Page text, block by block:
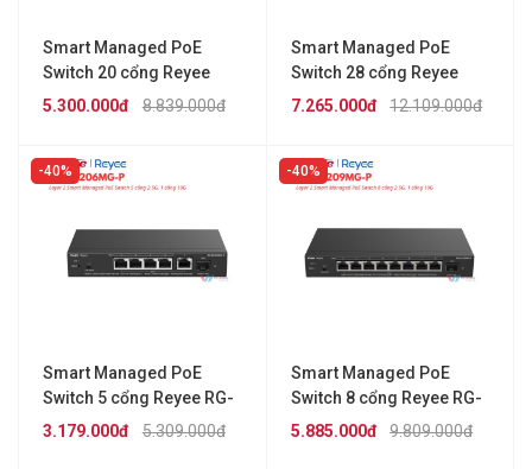
Smart Managed PoE
Switch 20 cổng Reyee
RG-ES220GS-LP8.839.000đ
5.300.000đ
Smart Managed PoE
Switch 28 cổng Reyee
RG-ES228GS-LP12.109.000đ
7.265.000đ
40%
Smart Managed PoE
Switch 5 cổng Reyee RG-
ES206MG-P
5.309.000đ
3.179.000đ
40%
Smart Managed PoE
Switch 8 cổng Reyee RG-
ES209MG-P
9.809.000đ
5.885.000đ